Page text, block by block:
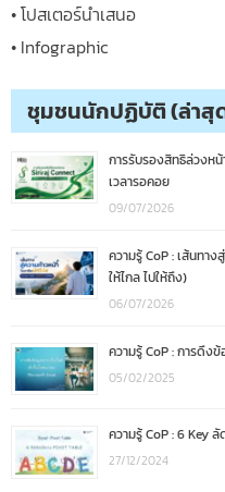
• โปสเตอร์นำเสนอ
• Infographic
ชุมชนนักปฏิบัติ (ล่าสุ
การรับรองสิทธิล่วงห
เวลารอคอย
09/07/2026
ความรู้ CoP : เส้นทา
ให้ไกล ไปให้ถึง)
06/07/2026
ความรู้ CoP : การดึง
05/02/2025
ความรู้ CoP : 6 Key
27/12/2024